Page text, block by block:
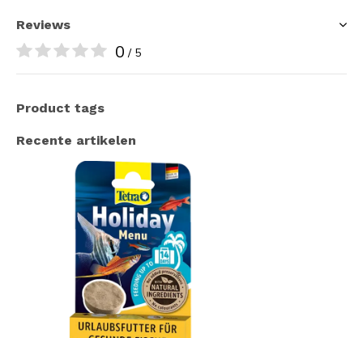
Reviews
0 / 5
Product tags
Recente artikelen